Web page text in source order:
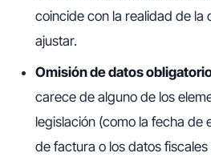
coincide con la realidad de la
ajustar.
Omisión de datos
carece de alguno de los
legislación (como la fecha de
de factura o los datos